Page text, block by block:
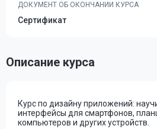
ДОКУМЕНТ ОБ ОКОНЧАНИИ КУРСА
Сертификат
Описание курса
Курс по дизайну приложений:
интерфейсы для смартфонов,
компьютеров и других устройств.